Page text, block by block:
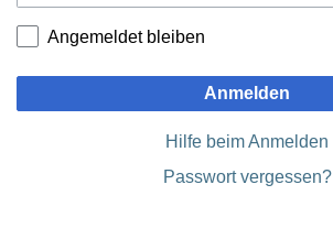
Angemeldet bleiben
Anmelden
Hilfe beim Anmelden
Passwort vergessen?